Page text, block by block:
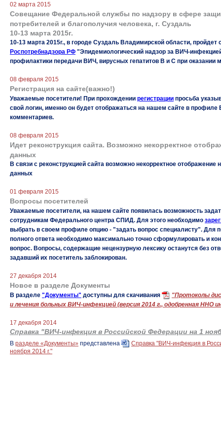
02 марта 2015
Совещание Федеральной службы по надзору в сфере
потребителей и благополучия человека, г. Суздаль
10-13 марта 2015г.
10-13 марта 2015г., в городе Суздаль Владимирской области, пройдет
Роспотребнадзора РФ "Эпидемиологический надзор за ВИЧ-
профилактики передачи ВИЧ, вирусных гепатитов В и С при оказании
08 февраля 2015
Регистрация на сайте(важно!)
Уважаемые посетители! При прохождении регистрации просьба
свой логин, именно он будет отображаться на нашем сайте в профиле
комментариев.
08 февраля 2015
Идет реконструкция сайта. Возможно некорректное
данных
В связи с реконструкцией сайта возможно некорректное отображение
данных
01 февраля 2015
Вопросы посетителей
Уважаемые посетители, на нашем сайте появилась возможность
сотрудникам Федерального центра СПИД. Для этого необходимо
выбрать в своем профиле опцию - "задать вопрос специалисту". Для
полного ответа необходимо максимально точно сформулировать и
вопрос. Вопросы, содержащие нецензурную лексику останутся без
задавший их посетитель заблокирован.
27 декабря 2014
Новое в разделе Документы
В разделе "Документы" доступны для скачивания
"Протоколы
и лечения больных ВИЧ-инфекцией (версия 2014 г., одобренная ННО
17 декабря 2014
Справка "ВИЧ-инфекция в Российской Федерации на 1
В разделе «Документы» представлена
Справка "ВИЧ-инфекция в
ноября 2014 г."